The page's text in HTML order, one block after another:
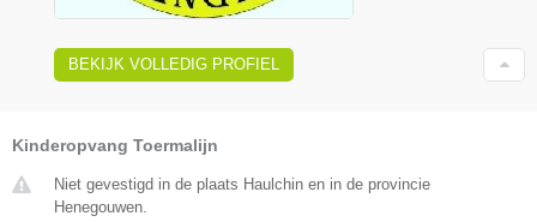
BEKIJK VOLLEDIG PROFIEL
Kinderopvang Toermalijn
Niet gevestigd in de plaats Haulchin en in de provincie
Henegouwen.